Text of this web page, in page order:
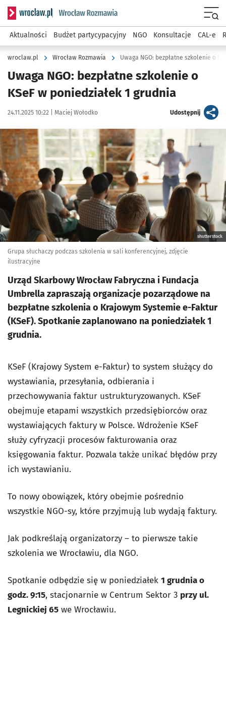
Serwis informacyjny wroclaw.pl podserwis: Rozmawia
Aktualności Budżet partycypacyjny NGO Konsultacje CAL-e
wroclaw.pl Wrocław Rozmawia Uwaga NGO: bezpłatne szkolenie o
Uwaga NGO: bezpłatne szkolenie o
KSeF w poniedziałek 1 grudnia
Data publikacji:
24.11.2025 10:22 | Autor:
Maciej Wołodko Udostępnijartykuł
Kliknij, aby powiększyć
shutterstock
Grupa słuchaczy podczas szkolenia w sali konferencyjnej, zdjęcie
ilustracyjne
Urząd Skarbowy Wrocław Fabryczna i Fundacja
Umbrella zapraszają organizacje pozarządowe na
bezpłatne szkolenia o Krajowym Systemie e-Faktur
(KSeF). Spotkanie zaplanowano na poniedziałek 1
grudnia.
KSeF (Krajowy System e-Faktur) to system służący do
wystawiania, przesyłania, odbierania i
przechowywania faktur ustrukturyzowanych. KSeF
obejmuje etapami wszystkich przedsiębiorców oraz
wystawiających faktury w Polsce. Wdrożenie KSeF
służy cyfryzacji procesów fakturowania oraz
księgowania faktur. Pozwala także unikać błędów przy
ich wystawianiu.
To nowy obowiązek, który obejmie pośrednio
wszystkie NGO-sy, które przyjmują lub wydają faktury.
Jak podkreślają organizatorzy – to pierwsze takie
szkolenia we Wrocławiu, dla NGO.
Spotkanie odbędzie się w poniedziałek 1 grudnia o
godz. 9:15, stacjonarnie w Centrum Sektor 3 przy ul.
Legnickiej 65 we Wrocławiu.